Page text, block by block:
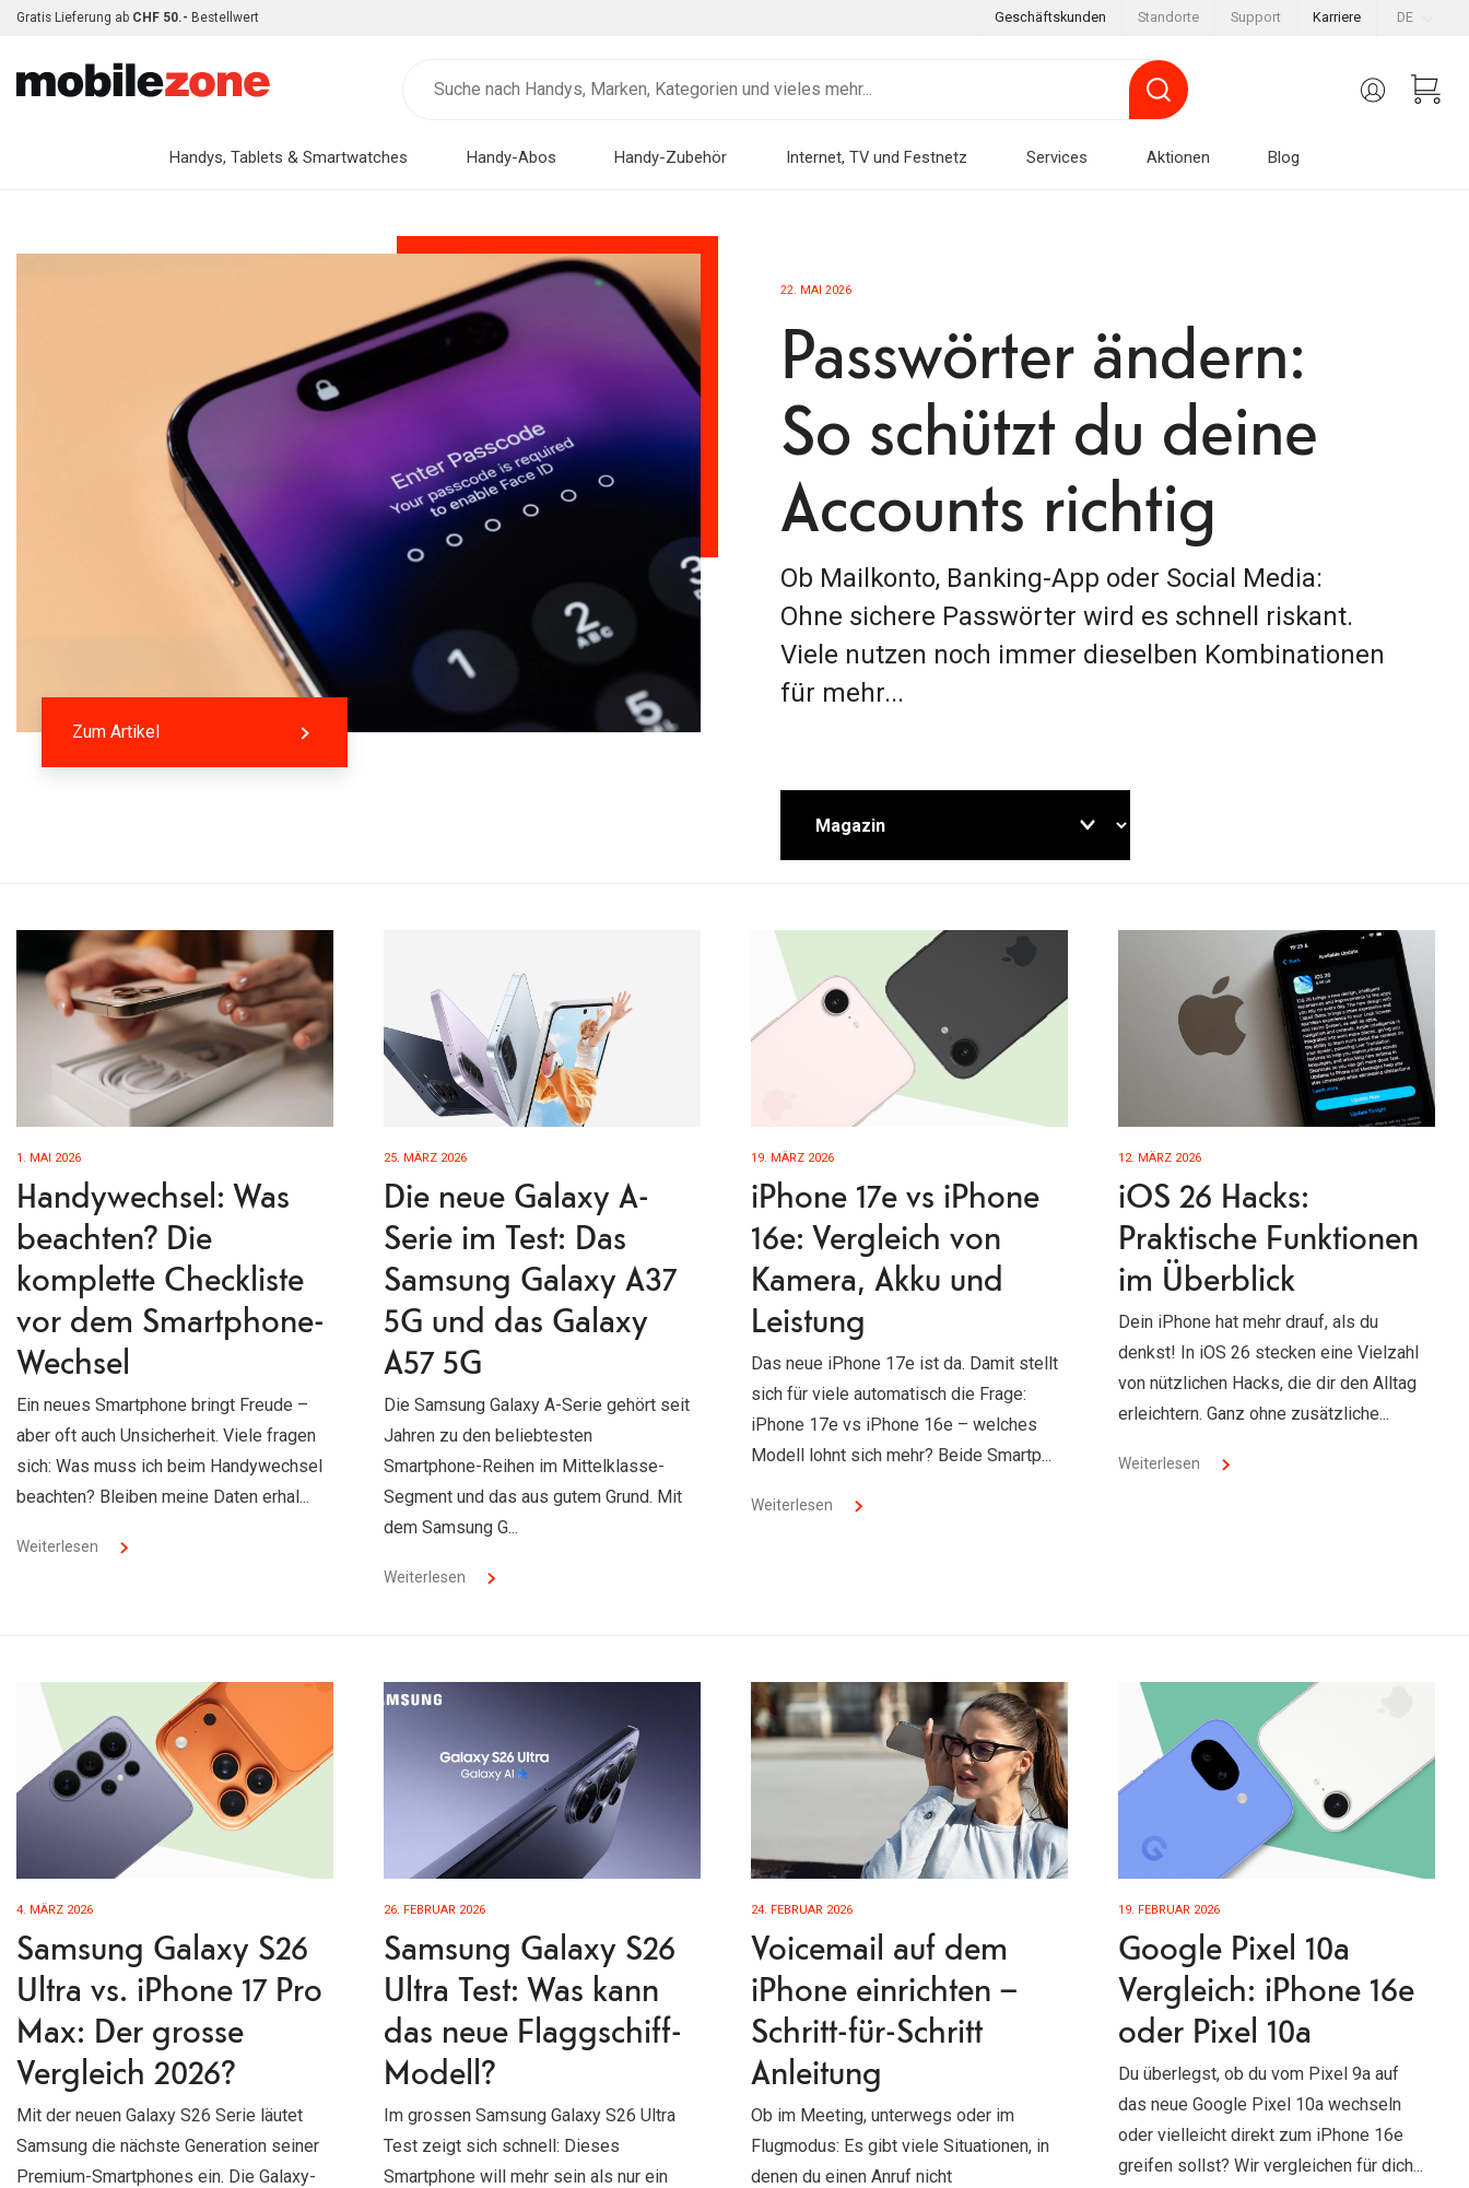
DE
Geschäftskunden Standorte Support Karriere
Gratis Lieferung ab CHF 50.- Bestellwert
Handys, Tablets & Smartwatches Handy-Abos Handy-Zubehör Internet, TV und Festnetz Services Aktionen Blog
Zum Artikel
22. MAI 2026
Passwörter ändern:
So schützt du deine
Accounts richtig
Ob Mailkonto, Banking-App oder Social Media:
Ohne sichere Passwörter wird es schnell riskant.
Viele nutzen noch immer dieselben Kombinationen
für mehr...
1. MAI 2026
Handywechsel: Was
beachten? Die
komplette Checkliste
vor dem Smartphone-
Wechsel
Ein neues Smartphone bringt Freude –
aber oft auch Unsicherheit. Viele fragen
sich: Was muss ich beim Handywechsel
beachten? Bleiben meine Daten erhal...
Weiterlesen
25. MÄRZ 2026
Die neue Galaxy A-
Serie im Test: Das
Samsung Galaxy A37
5G und das Galaxy
A57 5G
Die Samsung Galaxy A-Serie gehört seit
Jahren zu den beliebtesten
Smartphone-Reihen im Mittelklasse-
Segment und das aus gutem Grund. Mit
dem Samsung G...
Weiterlesen
19. MÄRZ 2026
iPhone 17e vs iPhone
16e: Vergleich von
Kamera, Akku und
Leistung
Das neue iPhone 17e ist da. Damit stellt
sich für viele automatisch die Frage:
iPhone 17e vs iPhone 16e – welches
Modell lohnt sich mehr? Beide Smartp...
Weiterlesen
12. MÄRZ 2026
iOS 26 Hacks:
Praktische Funktionen
im Überblick
Dein iPhone hat mehr drauf, als du
denkst! In iOS 26 stecken eine Vielzahl
von nützlichen Hacks, die dir den Alltag
erleichtern. Ganz ohne zusätzliche...
Weiterlesen
4. MÄRZ 2026
Samsung Galaxy S26
Ultra vs. iPhone 17 Pro
Max: Der grosse
Vergleich 2026?
Mit der neuen Galaxy S26 Serie läutet
Samsung die nächste Generation seiner
Premium-Smartphones ein. Die Galaxy-
26. FEBRUAR 2026
Samsung Galaxy S26
Ultra Test: Was kann
das neue Flaggschiff-
Modell?
Im grossen Samsung Galaxy S26 Ultra
Test zeigt sich schnell: Dieses
Smartphone will mehr sein als nur ein
24. FEBRUAR 2026
Voicemail auf dem
iPhone einrichten –
Schritt-für-Schritt
Anleitung
Ob im Meeting, unterwegs oder im
Flugmodus: Es gibt viele Situationen, in
denen du einen Anruf nicht
19. FEBRUAR 2026
Google Pixel 10a
Vergleich: iPhone 16e
oder Pixel 10a
Du überlegst, ob du vom Pixel 9a auf
das neue Google Pixel 10a wechseln
oder vielleicht direkt zum iPhone 16e
greifen sollst? Wir vergleichen für dich...